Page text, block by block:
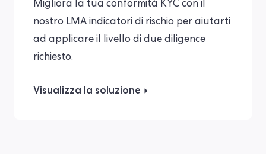
Migliora la tua conformità KYC con il
nostro LMA indicatori di rischio per aiutarti
ad applicare il livello di due diligence
richiesto.
Visualizza la soluzione